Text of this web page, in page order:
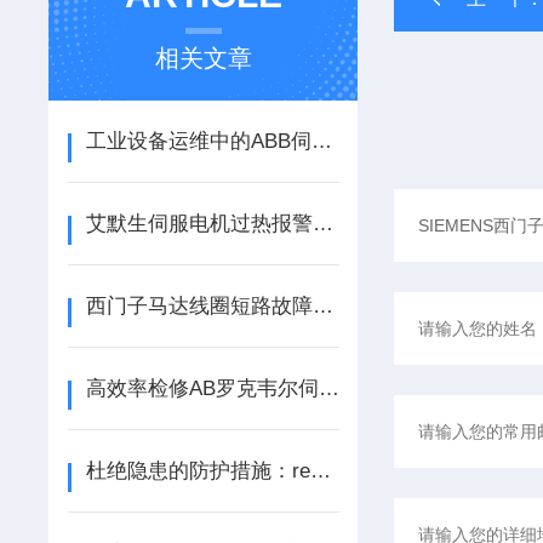
相关文章
工业设备运维中的ABB伺服电机维修要点探析
艾默生伺服电机过热报警故障处理方法 | 专业维修注意事项大全
西门子马达线圈短路故障原因及SIEMENS伺服电机使用避坑要点
高效率检修AB罗克韦尔伺服马达三大类故障
杜绝隐患的防护措施：rexroth力士乐伺服显示 F2021 维修方法